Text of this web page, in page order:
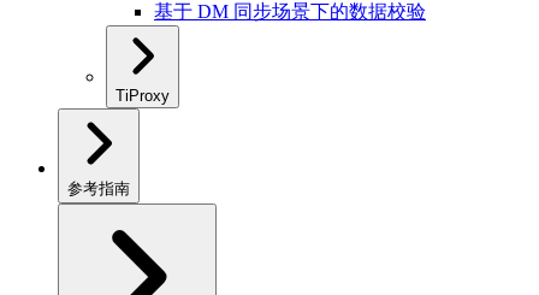
基于 DM 同步场景下的数据校验
TiProxy
参考指南